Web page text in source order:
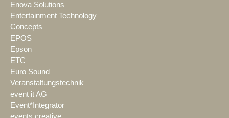
Enova Solutions
Entertainment Technology
Concepts
EPOS
Epson
ETC
Euro Sound
Veranstaltungstechnik
event it AG
Event*Integrator